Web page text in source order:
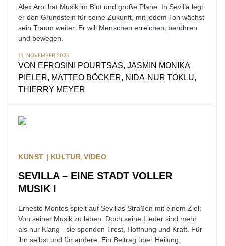
Alex Arol hat Musik im Blut und große Pläne. In Sevilla legt
er den Grundstein für seine Zukunft, mit jedem Ton wächst
sein Traum weiter. Er will Menschen erreichen, berühren
und bewegen.
11. NOVEMBER 2025
VON EFROSINI POURTSAS, JASMIN MONIKA
PIELER, MATTEO BÖCKER, NIDA-NUR TOKLU,
THIERRY MEYER
KUNST | KULTUR VIDEO
SEVILLA – EINE STADT VOLLER
MUSIK I
Ernesto Montes spielt auf Sevillas Straßen mit einem Ziel:
Von seiner Musik zu leben. Doch seine Lieder sind mehr
als nur Klang - sie spenden Trost, Hoffnung und Kraft. Für
ihn selbst und für andere. Ein Beitrag über Heilung,